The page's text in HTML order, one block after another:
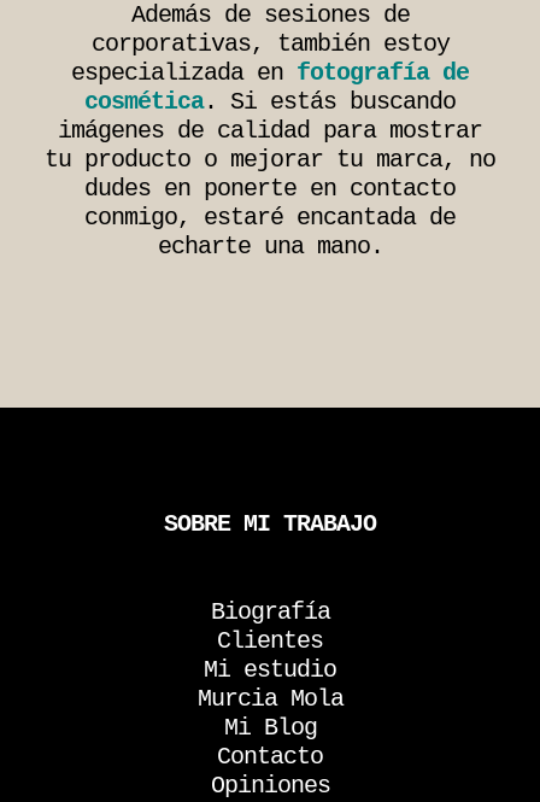
Además de sesiones de
corporativas, también estoy
especializada en fotografía de
cosmética. Si estás buscando
imágenes de calidad para mostrar
tu producto o mejorar tu marca, no
dudes en ponerte en contacto
conmigo, estaré encantada de
echarte una mano.
SOBRE MI TRABAJO
Biografía
Clientes
Mi estudio
Murcia Mola
Mi Blog
Contacto
Opiniones